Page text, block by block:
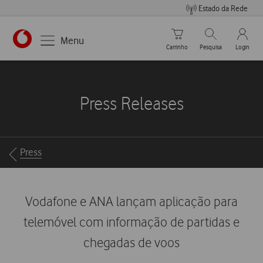
Estado da Rede
https://www.vodafone.pt
Menu
Carrinho de compras
Carrinho
Pesquisar
Pesquisa
My
Login
Press Releases
Breadcrumbs
Press
Vodafone e ANA lançam aplicação para
telemóvel com informação de partidas e
chegadas de voos